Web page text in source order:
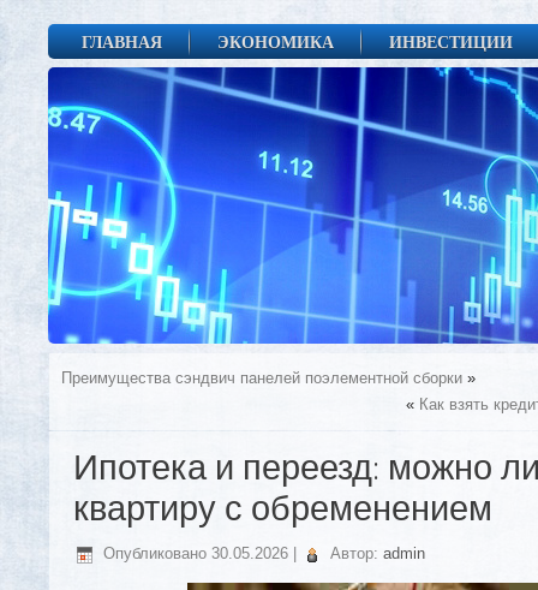
ГЛАВНАЯ ЭКОНОМИКА ИНВЕСТИЦИИ
Преимущества сэндвич панелей поэлементной сборки »
« Как взять
Ипотека и переезд: можно
квартиру с обременением
Опубликовано 30.05.2026 Автор: admin